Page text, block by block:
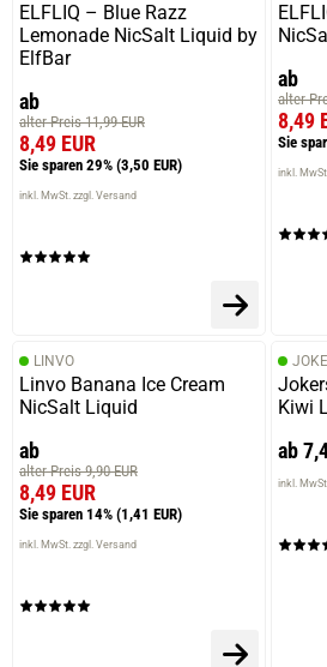
verifizierter Onlinekauf.
Einfaches Gerät Wattzahl nicht
18.08.2023 — via
verifizierter Onlinekauf.
19.07.2023 — viaTrustedshops.de
Bastiaan H.
Einfach ein sehr angenehmes, gut in
produkt. Hält lange, und mit den
Trustedshops.de
ELFLIQ – Blue Razz
Lemonade NicSalt Liquid by
ElfBar
ab
alter Preis 11,99 EUR
8,49 EUR
Sie sparen 29% (3,50 EUR)
inkl. MwSt. zzgl. Versand
ab
alter
8,49
Sie
inkl.
LINVO
Linvo Banana Ice Cream
NicSalt Liquid
ab
alter Preis 9,90 EUR
8,49 EUR
Sie sparen 14% (1,41 EUR)
inkl. MwSt. zzgl. Versand
Kiwi
ab
inkl.